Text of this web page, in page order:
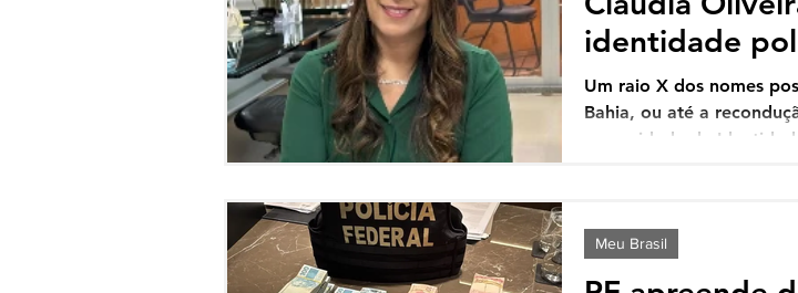
identidade
Um raio X dos nomes
Bahia, ou até a recondução
necessidade de
com solidez política é a
Meu Brasil